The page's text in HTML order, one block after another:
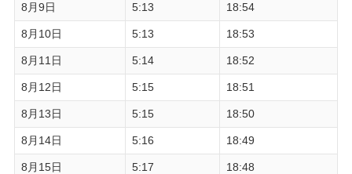
8月9日 5:13 18:54
8月10日 5:13 18:53
8月11日 5:14 18:52
8月12日 5:15 18:51
8月13日 5:15 18:50
8月14日 5:16 18:49
8月15日 5:17 18:48